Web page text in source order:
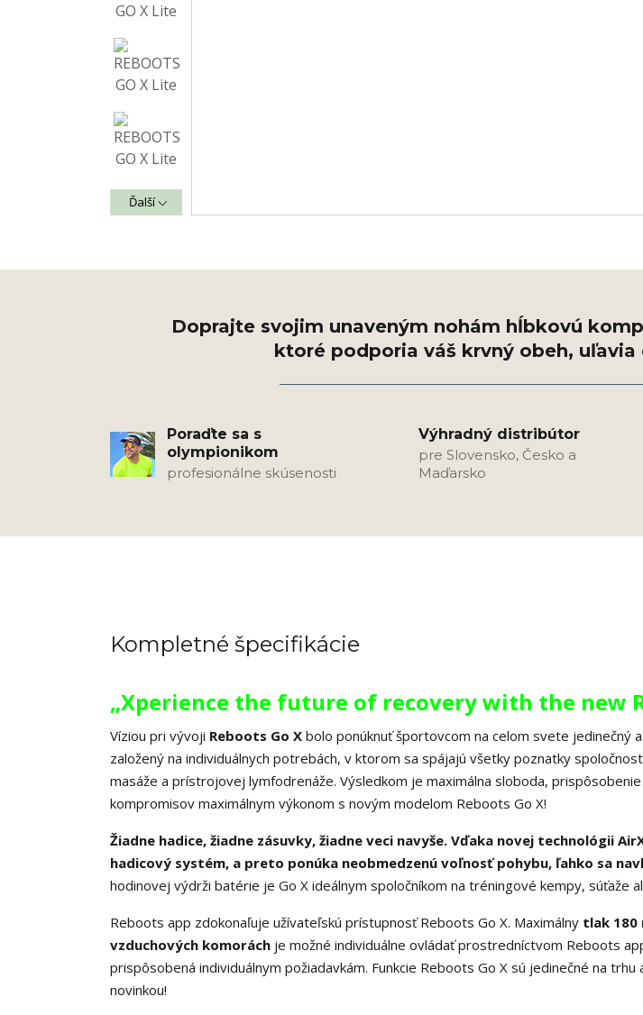
Ďalší
Poraďte sa s
olympionikom
profesionálne skúsenosti
Výhradný distribútor
pre Slovensko, Česko a
Maďarsko
Kompletné špecifikácie
„Xperience the future of recovery with the new
Víziou pri vývoji Reboots Go X bolo ponúknuť športovcom na celom svete jedinečný
založený na individuálnych potrebách, v ktorom sa spájajú všetky poznatky
masáže a prístrojovej lymfodrenáže. Výsledkom je maximálna sloboda,
kompromisov maximálnym výkonom s novým modelom Reboots Go X!
Žiadne hadice, žiadne zásuvky, žiadne veci navyše. Vďaka novej technológii
hadicový systém, a preto ponúka neobmedzenú voľnosť pohybu, ľahko sa
hodinovej výdrži batérie je Go X ideálnym spoločníkom na tréningové kempy, súťaže
Reboots app zdokonaľuje užívateľskú prístupnosť Reboots Go X. Maximálny tlak 180
vzduchových komorách je možné individuálne ovládať prostredníctvom Reboots
prispôsobená individuálnym požiadavkám. Funkcie Reboots Go X sú jedinečné na
novinkou!